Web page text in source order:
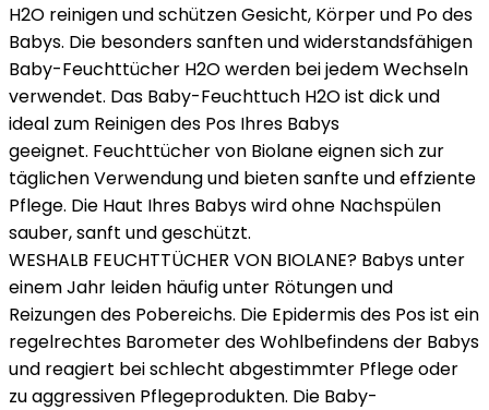
H2O reinigen und schützen Gesicht, Körper und Po des
Babys. Die besonders sanften und widerstandsfähigen
Baby-Feuchttücher H2O werden bei jedem Wechseln
verwendet. Das Baby-Feuchttuch H2O ist dick und
ideal zum Reinigen des Pos Ihres Babys
geeignet. Feuchttücher von Biolane eignen sich zur
täglichen Verwendung und bieten sanfte und effziente
Pflege. Die Haut Ihres Babys wird ohne Nachspülen
sauber, sanft und geschützt.
WESHALB FEUCHTTÜCHER VON BIOLANE? Babys unter
einem Jahr leiden häufig unter Rötungen und
Reizungen des Pobereichs. Die Epidermis des Pos ist ein
regelrechtes Barometer des Wohlbefindens der Babys
und reagiert bei schlecht abgestimmter Pflege oder
zu aggressiven Pflegeprodukten. Die Baby-